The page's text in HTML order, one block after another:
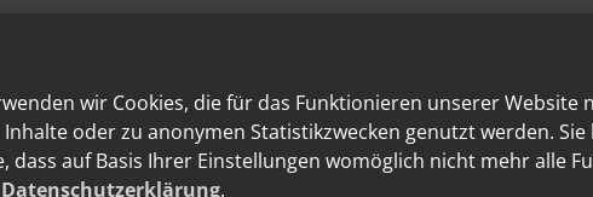
wir Cookies, die für das Funktionieren unserer Website
oder zu anonymen Statistikzwecken genutzt werden.
dass auf Basis Ihrer Einstellungen womöglich nicht mehr alle
Datenschutzerklärung.